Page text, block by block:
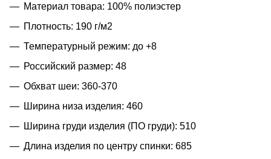
Материал товара: 100% полиэстер
Плотность: 190 г/м2
Температурный режим: до +8
Российский размер: 48
Обхват шеи: 360-370
Ширина низа изделия: 460
Ширина груди изделия (ПО груди): 510
Длина изделия по центру спинки: 685